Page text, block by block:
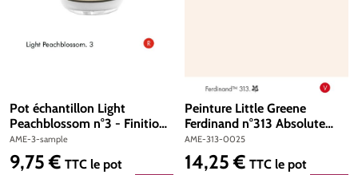
Pot échantillon Light
Peachblossom n°3 - Finition
Absolute Matt Emulsion
AME-3-sample
Prix régulier :
9,75 € TTC le pot
Peinture Little Greene
Ferdinand n°313 Absolute
Matt Emulsion 250 ml
AME-313-0025
Prix régulier :
14,25 € TTC le pot